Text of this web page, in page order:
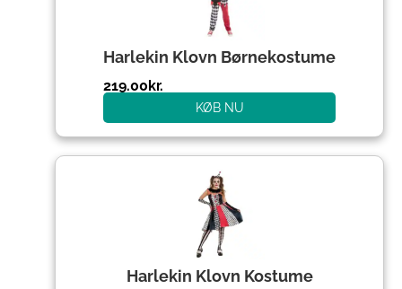
Harlekin Klovn Børnekostume
219.00kr.
KØB NU
Harlekin Klovn Kostume